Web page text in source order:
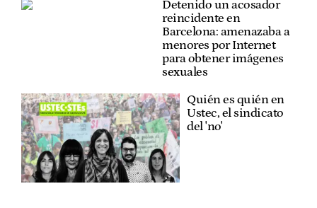
Detenido un acosador
reincidente en
Barcelona: amenazaba a
menores por Internet
para obtener imágenes
sexuales
Quién es quién en
Ustec, el sindicato
del 'no'